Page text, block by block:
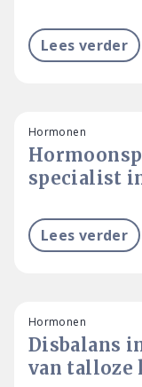
Lees verder
specialist
Hormonen
Lees verder
Disbalans
van talloze
Hormonen